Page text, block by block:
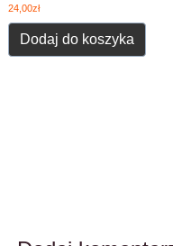
24,00zł
Dodaj do koszyka